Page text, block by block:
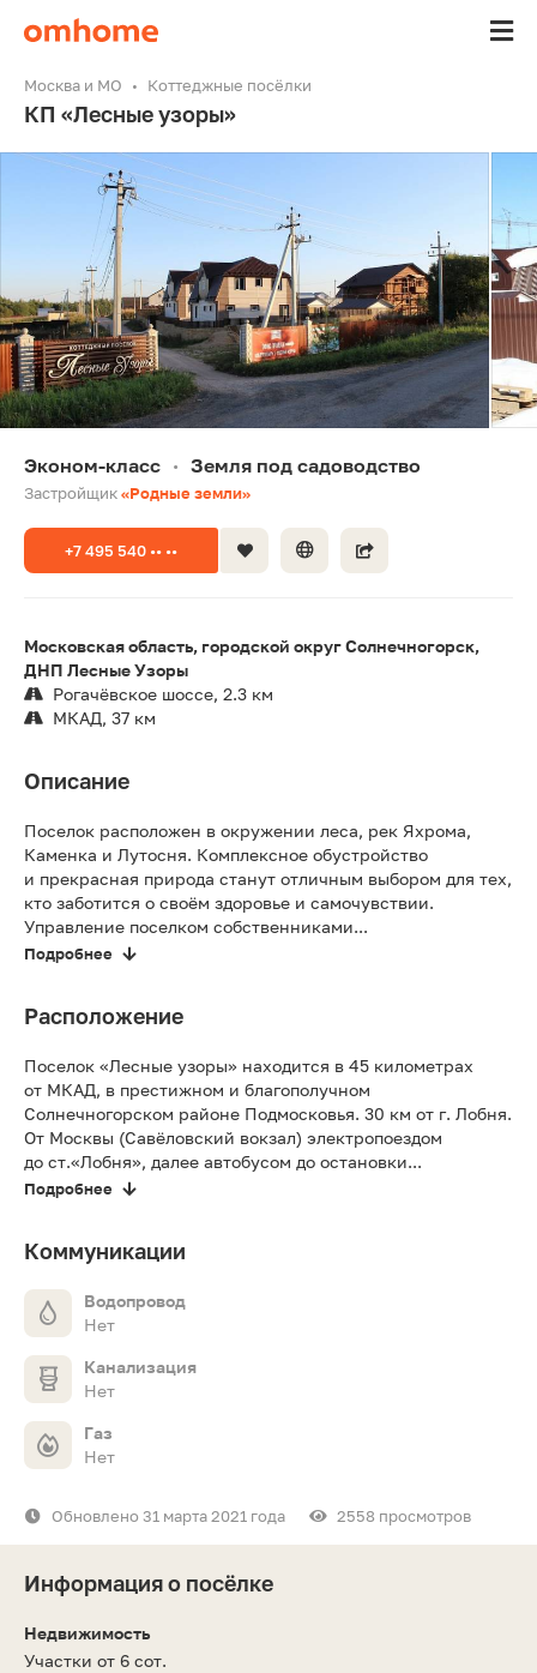
Москва и МО Коттеджные посёлки
КП «Лесные узоры»
Эконом-класс • Земля под садоводство
Застройщик«Родные земли»
+7 495 540 •• ••
Московская область, городской округ Солнечногорск,
ДНП Лесные Узоры
Рогачёвское шоссе, 2.3 км
МКАД, 37 км
Описание
Поселок расположен в окружении леса, рек Яхрома,
Каменка и Лутосня. Комплексное обустройство
и прекрасная природа станут отличным выбором для тех,
кто заботится о своём здоровье и самочувствии.
Управление поселком собственниками...
Подробнее
Расположение
Поселок «Лесные узоры» находится в 45 километрах
от МКАД, в престижном и благополучном
Солнечногорском районе Подмосковья. 30 км от г. Лобня.
От Москвы (Савёловский вокзал) электропоездом
до ст.«Лобня», далее автобусом до остановки...
Подробнее
Коммуникации
Водопровод
Нет
Канализация
Нет
Газ
Нет
Обновлено 31 марта 2021 года 2558 просмотров
Информация о посёлке
Недвижимость
Участки от 6 сот.